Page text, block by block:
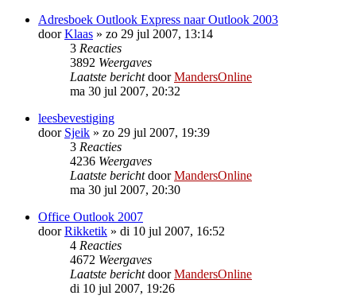
Adresboek Outlook Express naar Outlook 2003
doorKlaas » zo 29 jul 2007, 13:14
3 Reacties
3892 Weergaves
Laatste berichtdoorMandersOnline
ma 30 jul 2007, 20:32
leesbevestiging
door Sjeik » zo 29 jul 2007, 19:39
3 Reacties
4236 Weergaves
Laatste berichtdoorMandersOnline
ma 30 jul 2007, 20:30
Office Outlook 2007
doorRikketik » di 10 jul 2007, 16:52
4 Reacties
4672 Weergaves
Laatste berichtdoorMandersOnline
di 10 jul 2007, 19:26